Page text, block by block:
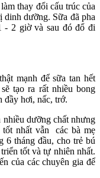
thay đổi cấu trúc của
dinh dưỡng. Sữa đã pha
- 2 giờ và sau đó đổ đi
mạnh để sữa tan hết
tạo ra rất nhiều bong
đầy hơi, nấc, trớ.
nhiều dưỡng chất nhưng
nhất vẫn các bà mẹ
6 tháng đầu, cho trẻ bú
tốt và tự nhiên nhất.
của các chuyên gia để